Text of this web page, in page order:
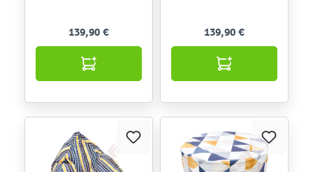
139,90 € 139,90 €